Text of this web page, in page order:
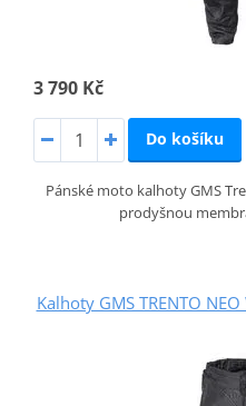
3 790 Kč
Do košíku
Pánské moto kalhoty GMS
prodyšnou
Kalhoty GMS TRENTO